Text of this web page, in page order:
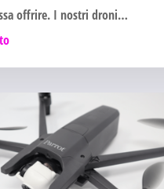
offrire. I nostri droni…